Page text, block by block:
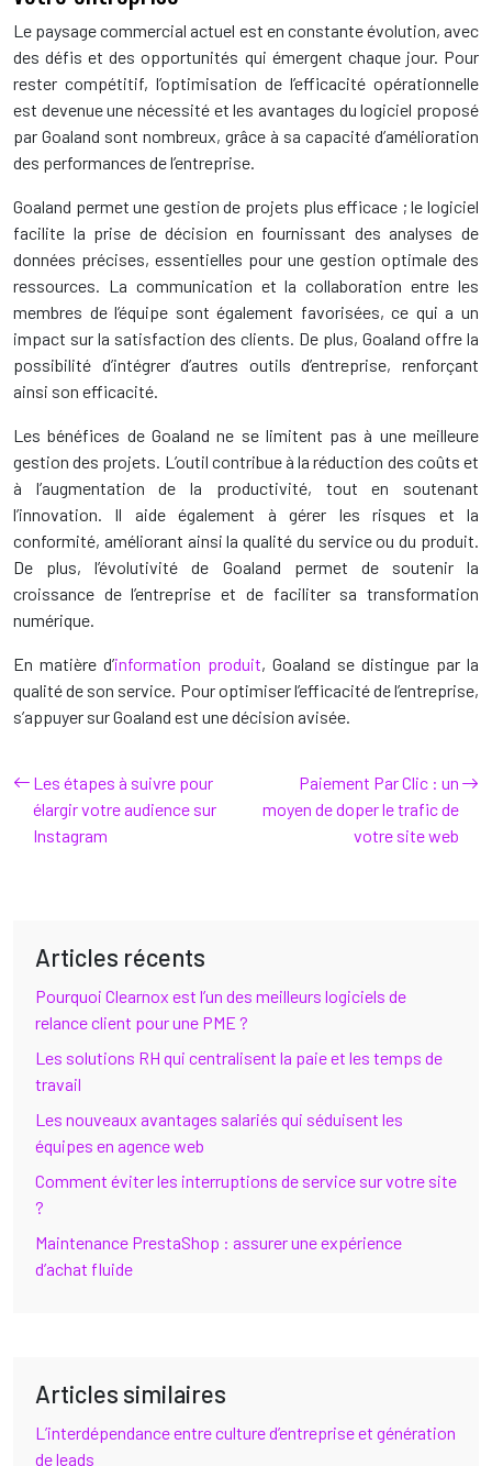
Le paysage commercial actuel est en constante évolution, avec
des défis et des opportunités qui émergent chaque jour. Pour
rester compétitif, l’optimisation de l’efficacité opérationnelle
est devenue une nécessité et les avantages du logiciel proposé
par Goaland sont nombreux, grâce à sa capacité d’amélioration
des performances de l’entreprise.
Goaland permet une gestion de projets plus efficace ; le logiciel
facilite la prise de décision en fournissant des analyses de
données précises, essentielles pour une gestion optimale des
ressources. La communication et la collaboration entre les
membres de l’équipe sont également favorisées, ce qui a un
impact sur la satisfaction des clients. De plus, Goaland offre la
possibilité d’intégrer d’autres outils d’entreprise, renforçant
ainsi son efficacité.
Les bénéfices de Goaland ne se limitent pas à une meilleure
gestion des projets. L’outil contribue à la réduction des coûts et
à l’augmentation de la productivité, tout en soutenant
l’innovation. Il aide également à gérer les risques et la
conformité, améliorant ainsi la qualité du service ou du produit.
De plus, l’évolutivité de Goaland permet de soutenir la
croissance de l’entreprise et de faciliter sa transformation
numérique.
En matière d’information produit, Goaland se distingue par la
qualité de son service. Pour optimiser l’efficacité de l’entreprise,
s’appuyer sur Goaland est une décision avisée.
Les étapes à suivre pour
élargir votre audience sur
Instagram
Paiement Par Clic : un
moyen de doper le trafic de
votre site web
Articles récents
Pourquoi Clearnox est l’un des meilleurs logiciels de
relance client pour une PME ?
Les solutions RH qui centralisent la paie et les temps de
travail
Les nouveaux avantages salariés qui séduisent les
équipes en agence web
Comment éviter les interruptions de service sur votre site
?
Maintenance PrestaShop : assurer une expérience
d’achat fluide
Articles similaires
L’interdépendance entre culture d’entreprise et génération
de leads